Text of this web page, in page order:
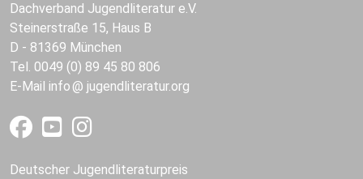
Dachverband Jugendliteratur e.V.
Steinerstraße 15, Haus B
D - 81369 München
Tel. 0049 (0) 89 45 80 806
E-Mail info jugendliteratur.org
Deutscher Jugendliteraturpreis